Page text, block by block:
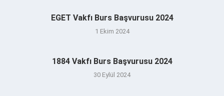
EGET Vakfı Burs Başvurusu 2024
1 Ekim 2024
1884 Vakfı Burs Başvurusu 2024
30 Eylül 2024